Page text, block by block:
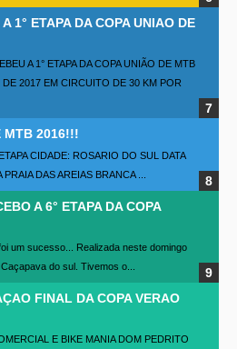
1° ETAPA DA COPA UNIAO DE
A 1° ETAPA DA COPA UNIÃO DE MTB
2017 EM CIRCUITO DE 30 KM POR
MTB 2016!!!
CIDADE: ROSARIO DO SUL DATA
DAS AREIAS BRANCA ...
A 6° ETAPA DA COPA
um sucesso... Realizada neste domingo
do sul. Tivemos o...
FINAL DA COPA VERAO
E BIKE MANIA DOM PEDRITO